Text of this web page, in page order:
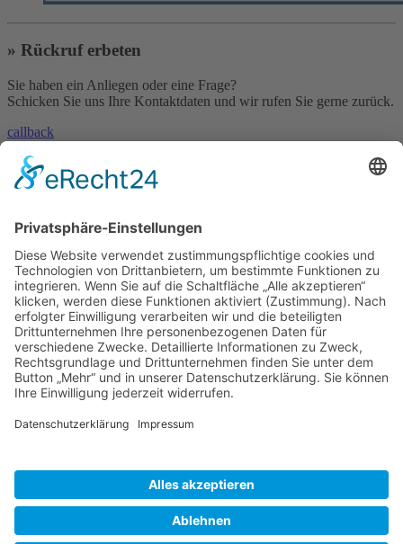
» Rückruf erbeten
Sie haben ein Anliegen oder eine Frage?
Schicken Sie uns Ihre Kontaktdaten und wir rufen Sie gerne zurück.
callback
» Kontakt aufnehmen
contact
»Skype
Und es geht auch per Skype!
Rufen Sie uns einfach an - natürlich weltweit zum Null-Tarif!
© 2023 – HANNL Customs Consulting
Basismenu
Impressum
Datenschutzerklärung
Allgemeine Datenschutzerklärung
chili